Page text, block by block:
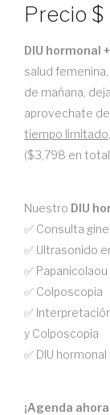
Precio $
DIU hormonal
salud
de mañana,
aprovechate
tiempo limitado
($3,798 en
Nuestro DIU
✅ Consulta
✅ Ultrasonido
✅ Papanicolaou
✅ Colposcopia
✅
y Colposcopia
✅ DIU
¡Agenda